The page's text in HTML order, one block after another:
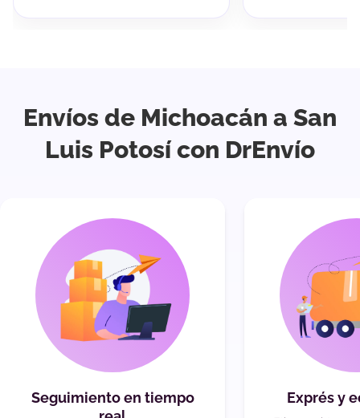
Envíos de Michoacán a San
Luis Potosí con DrEnvío
Seguimiento en tiempo
Exprés y